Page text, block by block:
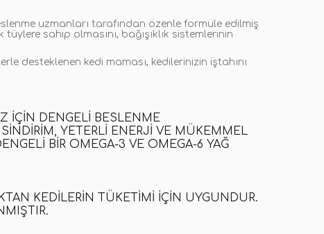
uzmanları tarafından özenle formüle edilmiş
sahip olmasını, bağışıklık sistemlerinin
desteklenen kedi maması, kedilerinizin iştahını
IÇIN DENGELI BESLENME
YETERLI ENERJI VE MÜKEMMEL
BIR OMEGA-3 VE OMEGA-6 YAĞ
KEDILERIN TÜKETIMI IÇIN UYGUNDUR.